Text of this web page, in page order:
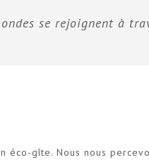
se rejoignent à
éco-gîte. Nous nous